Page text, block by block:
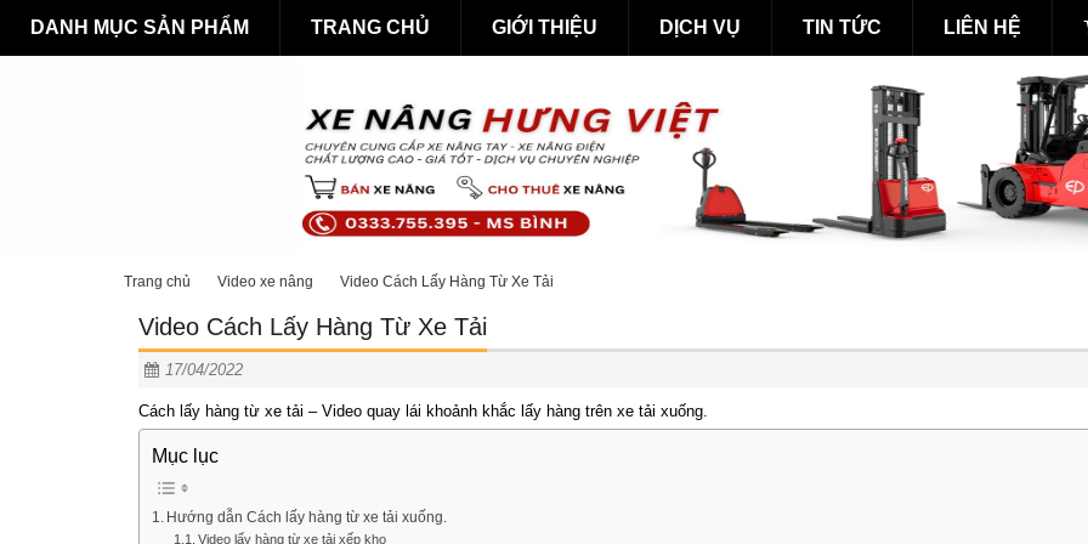
DANH MỤC SẢN PHẨM TRANG CHỦ GIỚI THIỆU DỊCH VỤ TIN TỨC LIÊN HỆ
Trang chủ Video xe nâng Video Cách Lấy Hàng Từ Xe Tải
Video Cách Lấy Hàng Từ Xe Tải
17/04/2022
Cách lấy hàng từ xe tải – Video quay lái khoảnh khắc lấy hàng trên xe tải xuống.
Mục lục
Hướng dẫn Cách lấy hàng từ xe tải xuống.
Video lấy hàng từ xe tải xếp kho